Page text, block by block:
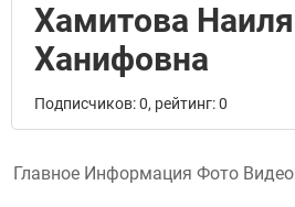
Хамитова Наиля
Ханифовна
Подписчиков: 0, рейтинг: 0
Главное Информация Фото Видео